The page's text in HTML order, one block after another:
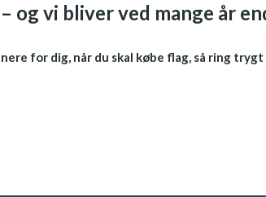
og vi bliver ved mange år
for dig, når du skal købe flag, så ring trygt